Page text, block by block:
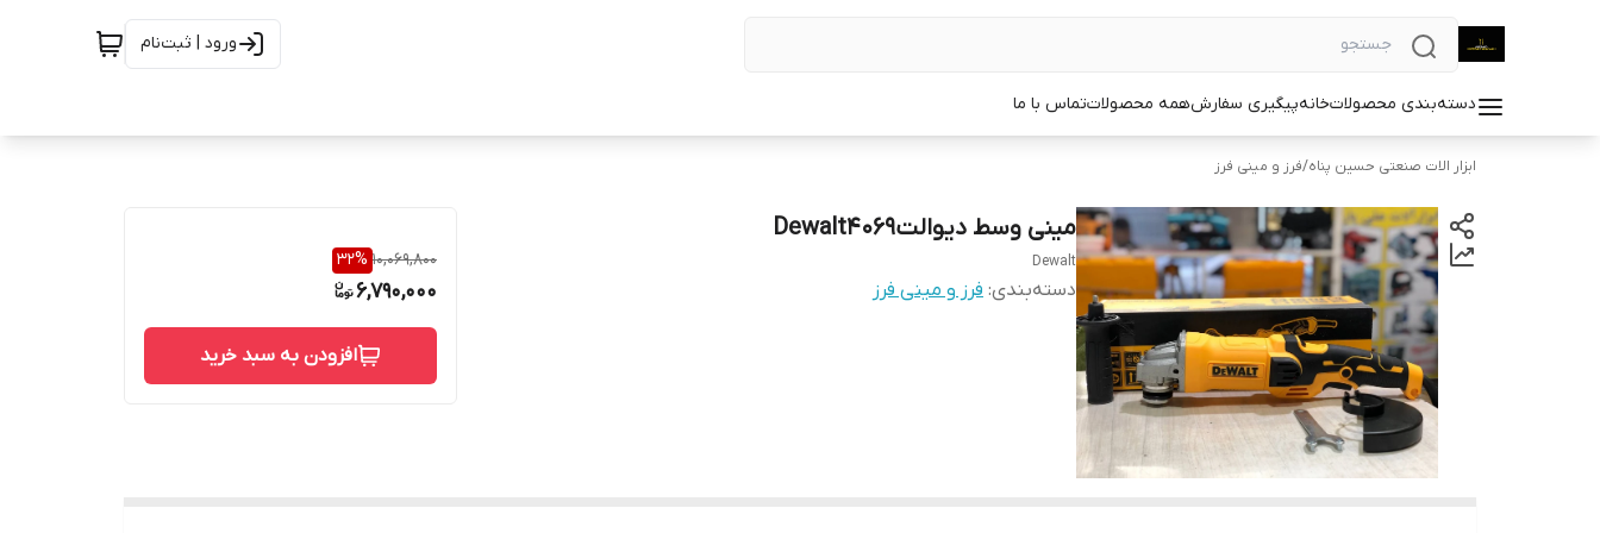
ورود | ثبت‌نام
دسته‌بندی محصولاتخانهپیگیری سفارشهمه محصولاتتماس با ما
ابزار الات صنعتی حسین پناه/فرز و مینی فرز
مینی وسط دیوالتDewalt4069
Dewalt
دسته‌بندی: فرز و مینی فرز
10,069,800
32%
6,790,000
افزودن به سبد خرید